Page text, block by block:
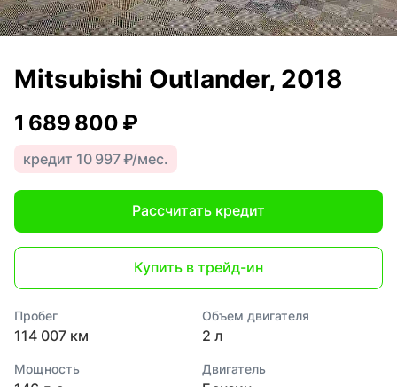
Mitsubishi Outlander, 2018
1 689 800 ₽
кредит 10 997 ₽/мес.
Рассчитать кредит
Купить в трейд-ин
Пробег
114 007 км
Объем двигателя
2 л
Мощность Двигатель